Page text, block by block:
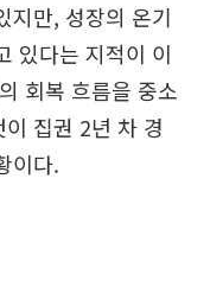
지만, 성장의 온기
있다는 지적이 이
회복 흐름을 중소
집권 2년 차 경
이다.